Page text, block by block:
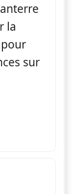
la
sur